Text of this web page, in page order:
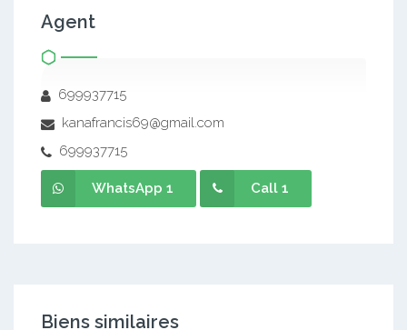
Agent
699937715
kanafrancis69@gmail.com
699937715
WhatsApp 1 Call 1
Biens similaires